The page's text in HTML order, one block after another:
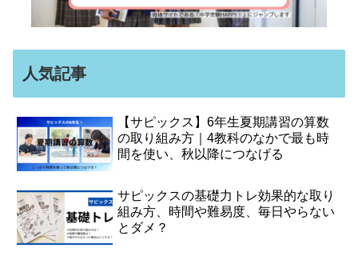
人気記事
【サピックス】6年生夏期講習の算数
の取り組み方｜4教科のなかで最も時
間を使い、秋以降につなげる
サピックスの基礎力トレ効果的な取り
組み方、時間や難易度、毎日やらない
とダメ？